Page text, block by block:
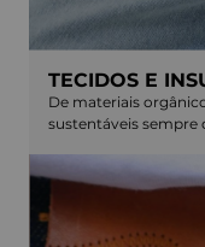
TECIDOS E
De materiais
sustentáveis sempre